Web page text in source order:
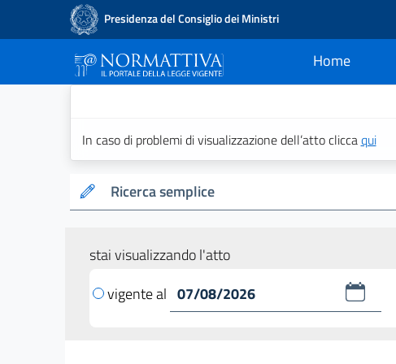
Presidenza del Consiglio dei Ministri
Home
current
In caso di problemi di visualizzazione dell’atto cliccaqui
Ricerca semplice
stai visualizzando l'atto
vigente al